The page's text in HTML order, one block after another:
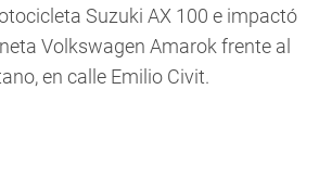
Suzuki AX 100 e impactó
Volkswagen Amarok frente al
en calle Emilio Civit.